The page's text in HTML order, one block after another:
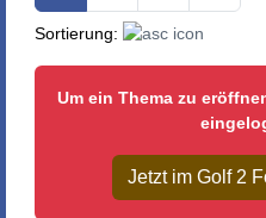
Sortierung:
Um ein Thema zu
Jetzt im Golf 2